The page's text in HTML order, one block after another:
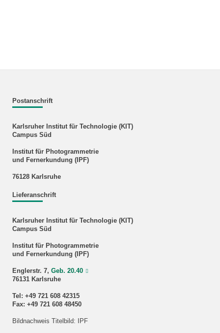
Postanschrift
Karlsruher Institut für Technologie (KIT)
Campus Süd
Institut für Photogrammetrie
und Fernerkundung (IPF)
76128 Karlsruhe
Lieferanschrift
Karlsruher Institut für Technologie (KIT)
Campus Süd
Institut für Photogrammetrie
und Fernerkundung (IPF)
Englerstr. 7, Geb. 20.40
76131 Karlsruhe
Tel: +49 721 608 42315
Fax: +49 721 608 48450
Bildnachweis Titelbild: IPF